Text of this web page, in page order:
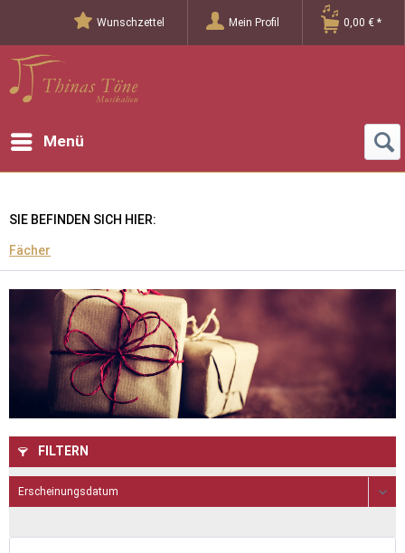
Wunschzettel Mein Profil 0,00 € *
Menü
SIE BEFINDEN SICH HIER:
Fächer
FILTERN